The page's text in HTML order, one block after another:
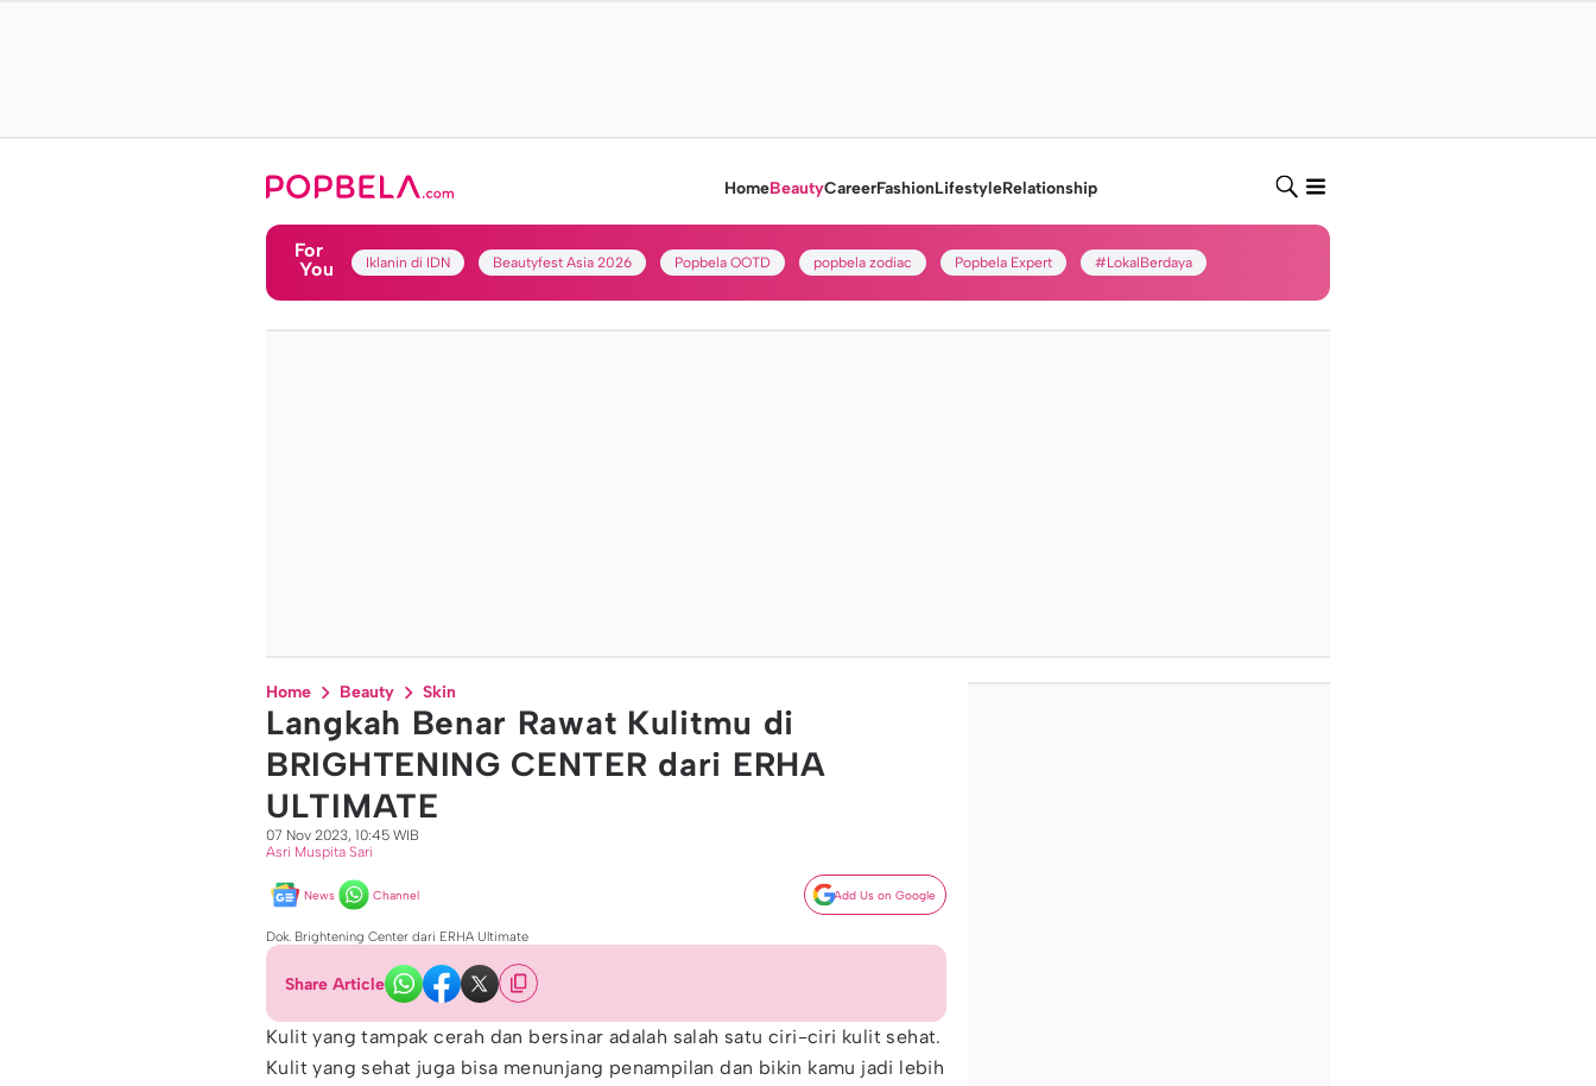
HomeBeautyCareerFashionLifestyleRelationship
For
You
Iklanin di IDN Beautyfest Asia 2026 Popbela OOTD popbela zodiac Popbela Expert #LokalBerdaya
Home Beauty Skin
Langkah Benar Rawat Kulitmu di
BRIGHTENING CENTER dari ERHA
ULTIMATE
07 Nov 2023, 10:45 WIB
Asri Muspita Sari
News Channel Add Us on Google
Dok. Brightening Center dari ERHA Ultimate
Share Article
Kulit yang tampak cerah dan bersinar adalah salah satu ciri-ciri kulit sehat.
Kulit yang sehat juga bisa menunjang penampilan dan bikin kamu jadi lebih